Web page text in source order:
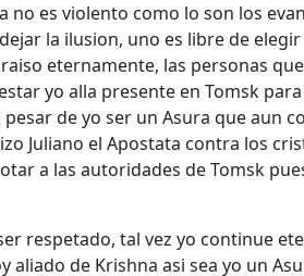
es violento como lo son los
la ilusion, uno es libre de
eternamente, las personas
yo alla presente en Tomsk
de yo ser un Asura que aun
Juliano el Apostata contra los
a las autoridades de Tomsk
respetado, tal vez yo continue
de Krishna asi sea yo un